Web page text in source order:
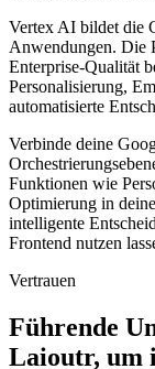
Vertex AI bildet die
Anwendungen. Die
Enterprise-Qualität
Personalisierung,
automatisierte
Verbinde deine
Funktionen wie
Optimierung in
intelligente
Frontend nutzen
Vertrauen
Führende
Laioutr, um